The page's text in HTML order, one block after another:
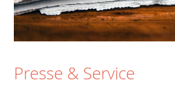
Presse & Service